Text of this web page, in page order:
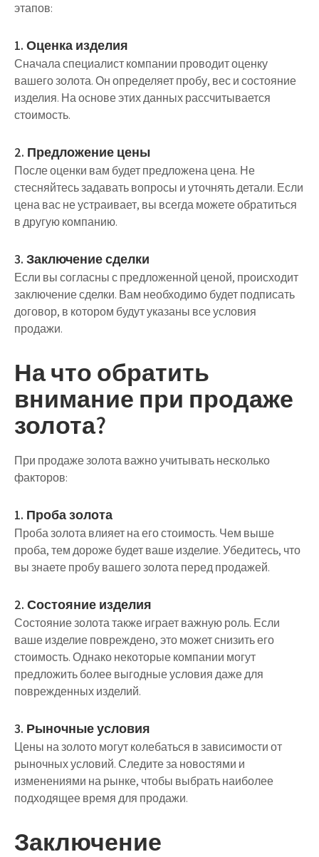
этапов:
1. Оценка изделия
Сначала специалист компании проводит оценку
вашего золота. Он определяет пробу, вес и состояние
изделия. На основе этих данных рассчитывается
стоимость.
2. Предложение цены
После оценки вам будет предложена цена. Не
стесняйтесь задавать вопросы и уточнять детали. Если
цена вас не устраивает, вы всегда можете обратиться
в другую компанию.
3. Заключение сделки
Если вы согласны с предложенной ценой, происходит
заключение сделки. Вам необходимо будет подписать
договор, в котором будут указаны все условия
продажи.
На что обратить
внимание при продаже
золота?
При продаже золота важно учитывать несколько
факторов:
1. Проба золота
Проба золота влияет на его стоимость. Чем выше
проба, тем дороже будет ваше изделие. Убедитесь, что
вы знаете пробу вашего золота перед продажей.
2. Состояние изделия
Состояние золота также играет важную роль. Если
ваше изделие повреждено, это может снизить его
стоимость. Однако некоторые компании могут
предложить более выгодные условия даже для
поврежденных изделий.
3. Рыночные условия
Цены на золото могут колебаться в зависимости от
рыночных условий. Следите за новостями и
изменениями на рынке, чтобы выбрать наиболее
подходящее время для продажи.
Заключение